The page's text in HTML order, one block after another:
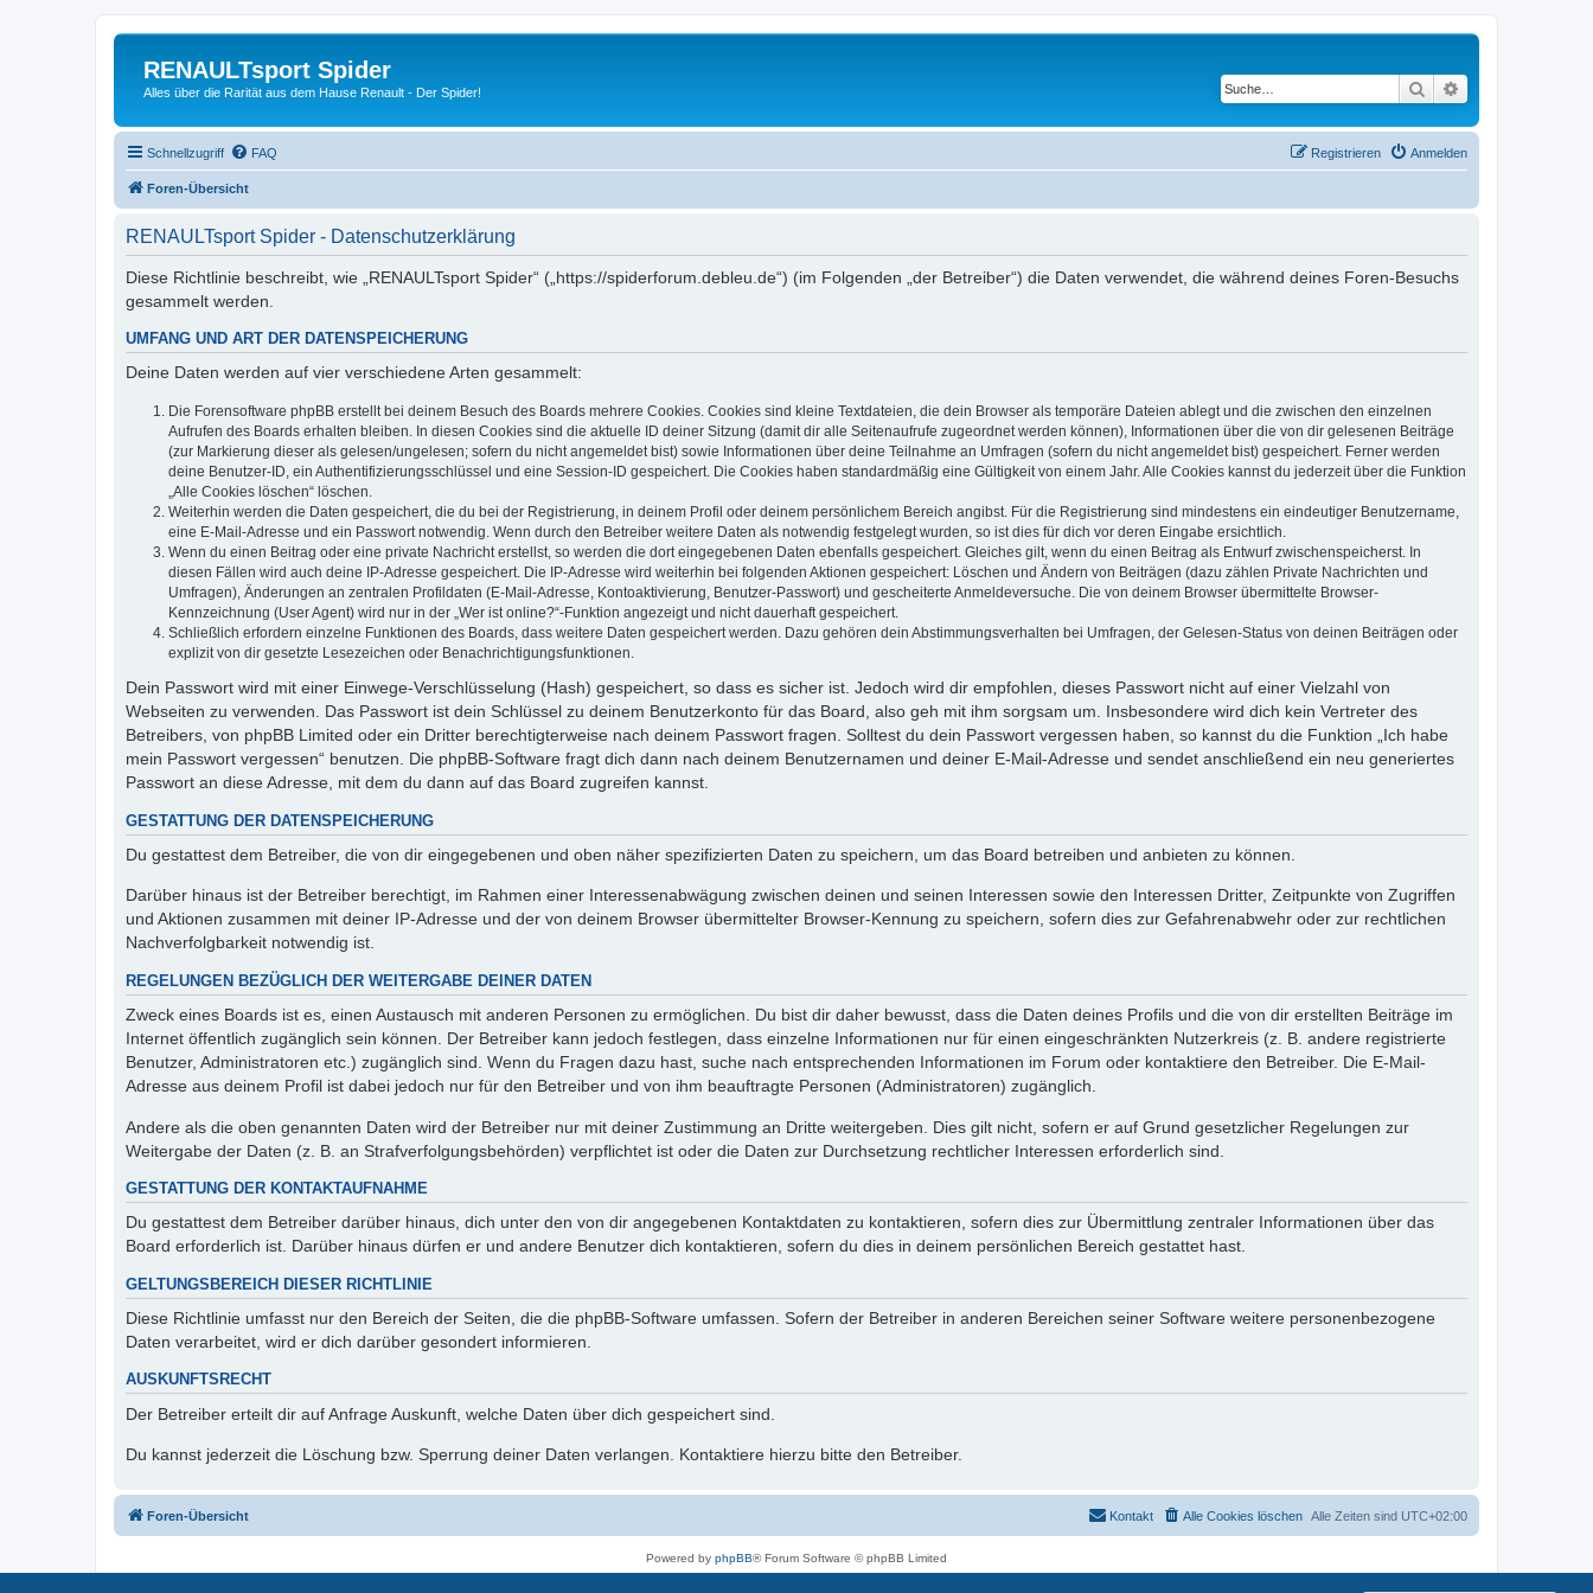
RENAULTsport Spider
Alles über die Rarität aus dem Hause Renault - Der Spider! Suche
Schnellzugriff FAQ Anmelden
Registrieren
Foren-Übersicht
RENAULTsport Spider - Datenschutzerklärung
Diese Richtlinie beschreibt, wie „RENAULTsport Spider“ („https://spiderforum.debleu.de“) (im Folgenden „der Betreiber“) die Daten verwendet, die während deines Foren-Besuchs
gesammelt werden.
UMFANG UND ART DER DATENSPEICHERUNG
Deine Daten werden auf vier verschiedene Arten gesammelt:
Die Forensoftware phpBB erstellt bei deinem Besuch des Boards mehrere Cookies. Cookies sind kleine Textdateien, die dein Browser als temporäre Dateien ablegt und die zwischen den einzelnen
Aufrufen des Boards erhalten bleiben. In diesen Cookies sind die aktuelle ID deiner Sitzung (damit dir alle Seitenaufrufe zugeordnet werden können), Informationen über die von dir gelesenen Beiträge
(zur Markierung dieser als gelesen/ungelesen; sofern du nicht angemeldet bist) sowie Informationen über deine Teilnahme an Umfragen (sofern du nicht angemeldet bist) gespeichert. Ferner werden
deine Benutzer-ID, ein Authentifizierungsschlüssel und eine Session-ID gespeichert. Die Cookies haben standardmäßig eine Gültigkeit von einem Jahr. Alle Cookies kannst du jederzeit über die Funktion
„Alle Cookies löschen“ löschen.
Weiterhin werden die Daten gespeichert, die du bei der Registrierung, in deinem Profil oder deinem persönlichem Bereich angibst. Für die Registrierung sind mindestens ein eindeutiger Benutzername,
eine E-Mail-Adresse und ein Passwort notwendig. Wenn durch den Betreiber weitere Daten als notwendig festgelegt wurden, so ist dies für dich vor deren Eingabe ersichtlich.
Wenn du einen Beitrag oder eine private Nachricht erstellst, so werden die dort eingegebenen Daten ebenfalls gespeichert. Gleiches gilt, wenn du einen Beitrag als Entwurf zwischenspeicherst. In
diesen Fällen wird auch deine IP-Adresse gespeichert. Die IP-Adresse wird weiterhin bei folgenden Aktionen gespeichert: Löschen und Ändern von Beiträgen (dazu zählen Private Nachrichten und
Umfragen), Änderungen an zentralen Profildaten (E-Mail-Adresse, Kontoaktivierung, Benutzer-Passwort) und gescheiterte Anmeldeversuche. Die von deinem Browser übermittelte Browser-
Kennzeichnung (User Agent) wird nur in der „Wer ist online?“-Funktion angezeigt und nicht dauerhaft gespeichert.
Schließlich erfordern einzelne Funktionen des Boards, dass weitere Daten gespeichert werden. Dazu gehören dein Abstimmungsverhalten bei Umfragen, der Gelesen-Status von deinen Beiträgen oder
explizit von dir gesetzte Lesezeichen oder Benachrichtigungsfunktionen.
Dein Passwort wird mit einer Einwege-Verschlüsselung (Hash) gespeichert, so dass es sicher ist. Jedoch wird dir empfohlen, dieses Passwort nicht auf einer Vielzahl von
Webseiten zu verwenden. Das Passwort ist dein Schlüssel zu deinem Benutzerkonto für das Board, also geh mit ihm sorgsam um. Insbesondere wird dich kein Vertreter des
Betreibers, von phpBB Limited oder ein Dritter berechtigterweise nach deinem Passwort fragen. Solltest du dein Passwort vergessen haben, so kannst du die Funktion „Ich habe
mein Passwort vergessen“ benutzen. Die phpBB-Software fragt dich dann nach deinem Benutzernamen und deiner E-Mail-Adresse und sendet anschließend ein neu generiertes
Passwort an diese Adresse, mit dem du dann auf das Board zugreifen kannst.
GESTATTUNG DER DATENSPEICHERUNG
Du gestattest dem Betreiber, die von dir eingegebenen und oben näher spezifizierten Daten zu speichern, um das Board betreiben und anbieten zu können.
Darüber hinaus ist der Betreiber berechtigt, im Rahmen einer Interessenabwägung zwischen deinen und seinen Interessen sowie den Interessen Dritter, Zeitpunkte von Zugriffen
und Aktionen zusammen mit deiner IP-Adresse und der von deinem Browser übermittelter Browser-Kennung zu speichern, sofern dies zur Gefahrenabwehr oder zur rechtlichen
Nachverfolgbarkeit notwendig ist.
REGELUNGEN BEZÜGLICH DER WEITERGABE DEINER DATEN
Zweck eines Boards ist es, einen Austausch mit anderen Personen zu ermöglichen. Du bist dir daher bewusst, dass die Daten deines Profils und die von dir erstellten Beiträge im
Internet öffentlich zugänglich sein können. Der Betreiber kann jedoch festlegen, dass einzelne Informationen nur für einen eingeschränkten Nutzerkreis (z. B. andere registrierte
Benutzer, Administratoren etc.) zugänglich sind. Wenn du Fragen dazu hast, suche nach entsprechenden Informationen im Forum oder kontaktiere den Betreiber. Die E-Mail-
Adresse aus deinem Profil ist dabei jedoch nur für den Betreiber und von ihm beauftragte Personen (Administratoren) zugänglich.
Andere als die oben genannten Daten wird der Betreiber nur mit deiner Zustimmung an Dritte weitergeben. Dies gilt nicht, sofern er auf Grund gesetzlicher Regelungen zur
Weitergabe der Daten (z. B. an Strafverfolgungsbehörden) verpflichtet ist oder die Daten zur Durchsetzung rechtlicher Interessen erforderlich sind.
GESTATTUNG DER KONTAKTAUFNAHME
Du gestattest dem Betreiber darüber hinaus, dich unter den von dir angegebenen Kontaktdaten zu kontaktieren, sofern dies zur Übermittlung zentraler Informationen über das
Board erforderlich ist. Darüber hinaus dürfen er und andere Benutzer dich kontaktieren, sofern du dies in deinem persönlichen Bereich gestattet hast.
GELTUNGSBEREICH DIESER RICHTLINIE
Diese Richtlinie umfasst nur den Bereich der Seiten, die die phpBB-Software umfassen. Sofern der Betreiber in anderen Bereichen seiner Software weitere personenbezogene
Daten verarbeitet, wird er dich darüber gesondert informieren.
AUSKUNFTSRECHT
Der Betreiber erteilt dir auf Anfrage Auskunft, welche Daten über dich gespeichert sind.
Du kannst jederzeit die Löschung bzw. Sperrung deiner Daten verlangen. Kontaktiere hierzu bitte den Betreiber.
Foren-Übersicht Alle Zeiten sind UTC+02:00
Alle Cookies löschen
Kontakt
Powered by phpBB® Forum Software © phpBB Limited